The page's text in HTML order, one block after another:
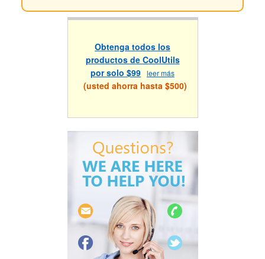
Obtenga todos los
productos de CoolUtils
por solo $99 leer más
(usted ahorra hasta $500)